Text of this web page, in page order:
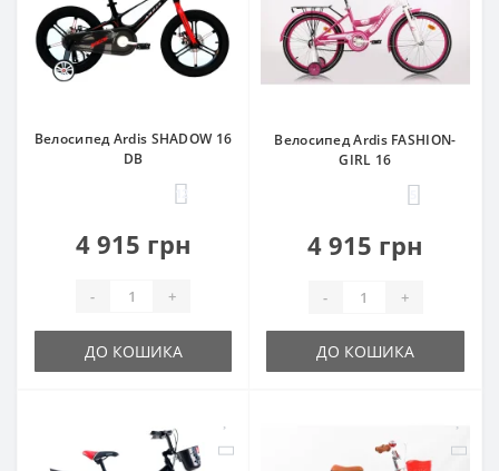
Велосипед Ardis SHADOW 16
DB
12
4 915 грн
- +
ДО КОШИКА
Велосипед Ardis FASHION-
GIRL 16
4 915 грн
- +
ДО КОШИКА